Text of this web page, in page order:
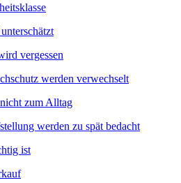
vergessen
werden verwechselt
zum Alltag
werden zu spät bedacht
ist